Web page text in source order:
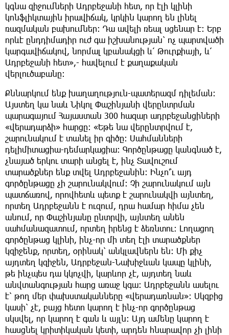
կգնա զիջումների Ադրբեջանի հետ, որ էլի կլինի
կոնֆլիկտային իրավիճակ, կրկին կարող են լինել
ռազմական բախումներ։ Դա ավելի ռեալ սցենար է։ Երբ
որևէ ընդդիմադիր ուժ գա իշխանության՝ ոչ պարտվածի
կարգավիճակով, նորմալ կբանակցի և՛ Թուրքիայի, և՛
Ադրբեջանի հետ»,- հավելում է քաղաքական
վերլուծաբանը։
Քննարկում ենք խաղաղություն-պատերազմ դիլեման։
Այստեղ կա նաև Նիկոլ Փաշինյանի վերընտրման
պարագայում Հայաստան 300 հազար ադրբեջանցիների
«վերադարձի» հարցը։ «Եթե նա վերընտրվում է,
շարունակում է տանել իր գիծը։ Սահմանների
դելիմիտացիա-դեմարկացիա։ Գործընթացը կանգնած է,
չնայած երկու տարի անցել է, ինչ Տավուշում
տարածքներ ենք տվել Ադրբեջանին։ Ինչո՞ւ այդ
գործընթացը չի շարունակվում։ Չի շարունակում այն
պատճառով, որովհետև պետք է շարունակվի այնտեղ,
որտեղ Ադրբեջանն է ուզում, դրա համար հիմա չեն
անում, որ Փաշինյանը ընտրվի, այնտեղ անեն
սահմանազատում, որտեղ իրենց է ձեռնտու։ Լողացող
գործընթաց կլինի, ինչ-որ մի տեղ էլի տարածքներ
կզիջենք, որտեղ, օրինակ՝ անկլավներն են։ Մի քիչ
այդտեղ կզիջեն, Ադրբեջան-Նախիջևան կապը կլինի,
թե ինչպես դա կկոչվի, կարևոր չէ, այդտեղ նաև
անվտանգության հարց առաջ կգա։ Ադրբեջանն ասելու
է՝ թող մեր փախստականները «վերադառնան»։ Սկզբից
կասի՝ չէ, բայց հետո կարող է ինչ-որ գործընթաց
սկսվել, որ կարող է գան և այլն։ Այդ ամենը կարող է
հասցնել կրիտիկական կետի, արդեն հնարավոր չի լինի